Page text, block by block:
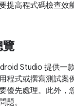
提高程式碼檢查效
覽
Studio 提供一
程式或撰寫測試案
優先處理。此外，
題。